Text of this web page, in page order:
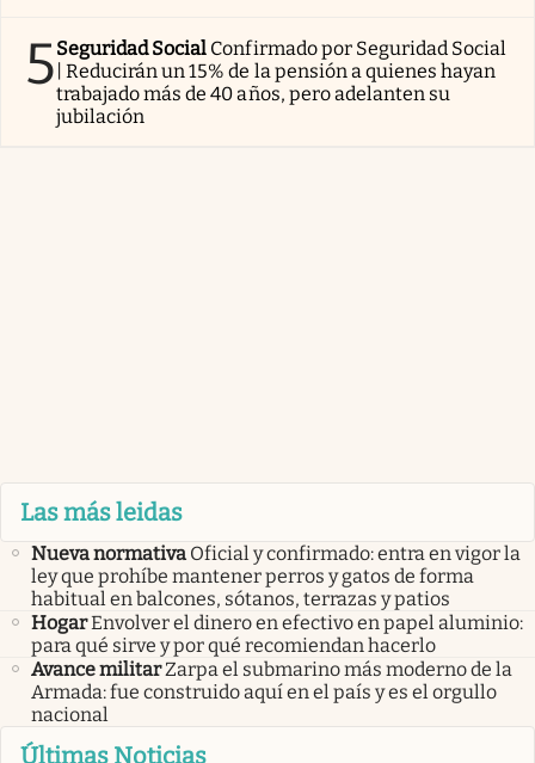
5Seguridad Social Confirmado por Seguridad Social
| Reducirán un 15% de la pensión a quienes hayan
trabajado más de 40 años, pero adelanten su
jubilación
Las más leidas
Nueva normativa Oficial y confirmado: entra en vigor la
ley que prohíbe mantener perros y gatos de forma
habitual en balcones, sótanos, terrazas y patios
HogarEnvolver el dinero en efectivo en papel aluminio:
para qué sirve y por qué recomiendan hacerlo
Avance militarZarpa el submarino más moderno de la
Armada: fue construido aquí en el país y es el orgullo
nacional
Últimas Noticias